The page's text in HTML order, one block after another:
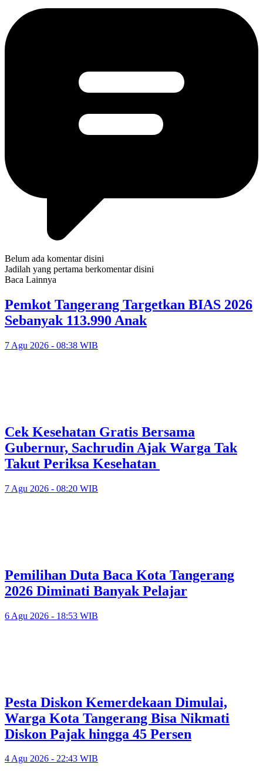
Belum ada komentar disini
Jadilah yang pertama berkomentar disini
Baca Lainnya
Pemkot Tangerang Targetkan BIAS 2026
Sebanyak 113.990 Anak
7 Agu 2026 - 08:38 WIB
Cek Kesehatan Gratis Bersama
Gubernur, Sachrudin Ajak Warga Tak
Takut Periksa Kesehatan
7 Agu 2026 - 08:20 WIB
Pemilihan Duta Baca Kota Tangerang
2026 Diminati Banyak Pelajar
6 Agu 2026 - 18:53 WIB
Pesta Diskon Kemerdekaan Dimulai,
Warga Kota Tangerang Bisa Nikmati
Diskon Pajak hingga 45 Persen
4 Agu 2026 - 22:43 WIB